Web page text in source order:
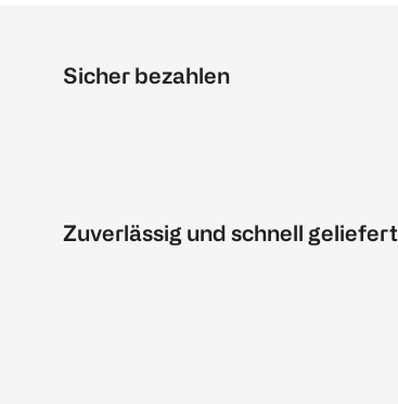
Sicher bezahlen
Zuverlässig und schnell geliefert